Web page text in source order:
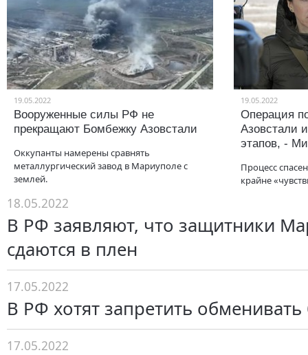
19.05.2022
Вооруженные силы РФ не
прекращают Бомбежку Азовстали
Оккупанты намерены сравнять
металлургический завод в Мариуполе с
землей.
19.05.2022
Операция
Азовстали
этапов, -
Процесс
крайне
18.05.2022
В РФ заявляют, что защитники
сдаются в плен
17.05.2022
В РФ хотят запретить
17.05.2022